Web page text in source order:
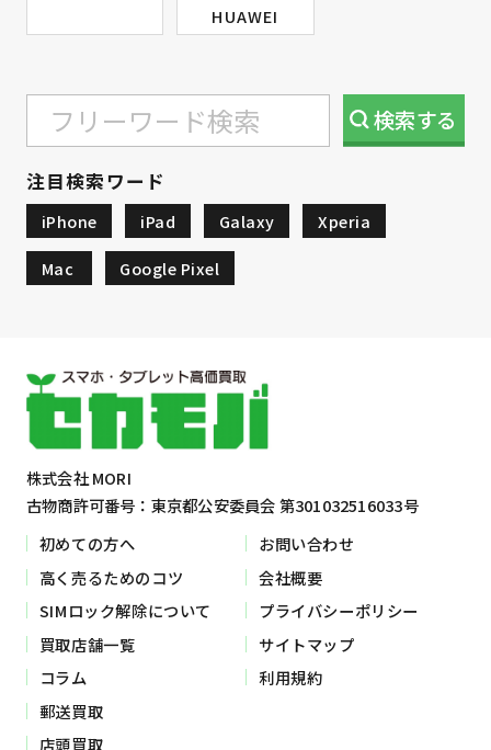
HUAWEI
検索する
注目検索ワード
iPhone iPad Galaxy Xperia
Mac Google Pixel
株式会社 MORI
古物商許可番号：東京都公安委員会 第301032516033号
初めての方へ
高く売るためのコツ
SIMロック解除について
買取店舗一覧
コラム
郵送買取
店頭買取
お問い合わせ
会社概要
プライバシーポリシー
サイトマップ
利用規約